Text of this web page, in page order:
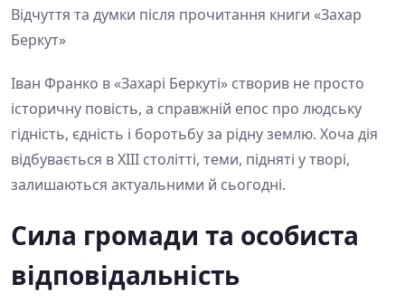
Відчуття та думки після прочитання книги «Захар
Беркут»
Іван Франко в «Захарі Беркуті» створив не просто
історичну повість, а справжній епос про людську
гідність, єдність і боротьбу за рідну землю. Хоча дія
відбувається в XIII столітті, теми, підняті у творі,
залишаються актуальними й сьогодні.
Сила громади та особиста
відповідальність